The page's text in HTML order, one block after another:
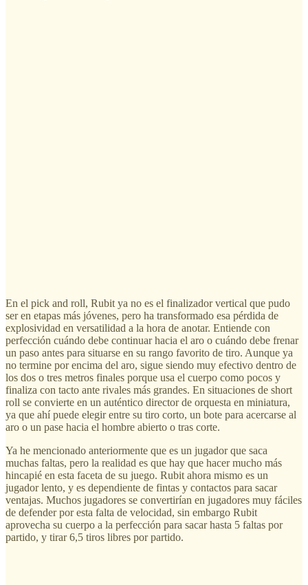
En el pick and roll, Rubit ya no es el finalizador vertical que pudo
ser en etapas más jóvenes, pero ha transformado esa pérdida de
explosividad en versatilidad a la hora de anotar. Entiende con
perfección cuándo debe continuar hacia el aro o cuándo debe frenar
un paso antes para situarse en su rango favorito de tiro. Aunque ya
no termine por encima del aro, sigue siendo muy efectivo dentro de
los dos o tres metros finales porque usa el cuerpo como pocos y
finaliza con tacto ante rivales más grandes. En situaciones de short
roll se convierte en un auténtico director de orquesta en miniatura,
ya que ahí puede elegir entre su tiro corto, un bote para acercarse al
aro o un pase hacia el hombre abierto o tras corte.
Ya he mencionado anteriormente que es un jugador que saca
muchas faltas, pero la realidad es que hay que hacer mucho más
hincapié en esta faceta de su juego. Rubit ahora mismo es un
jugador lento, y es dependiente de fintas y contactos para sacar
ventajas. Muchos jugadores se convertirían en jugadores muy fáciles
de defender por esta falta de velocidad, sin embargo Rubit
aprovecha su cuerpo a la perfección para sacar hasta 5 faltas por
partido, y tirar 6,5 tiros libres por partido.